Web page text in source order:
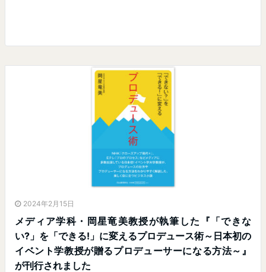
2024年2月15日
メディア学科・岡星竜美教授が執筆した『「できな
い?」を「できる!」に変えるプロデュース術～日本初の
イベント学教授が贈るプロデューサーになる方法～』
が刊行されました